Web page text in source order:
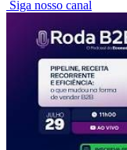
Siga nosso canal